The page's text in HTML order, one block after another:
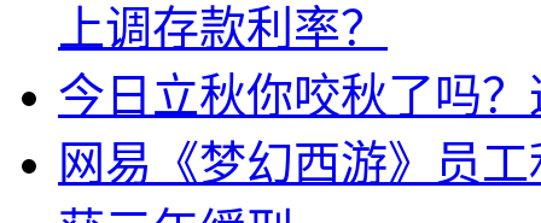
上调存款利率？
今日立秋你咬秋了吗
网易《梦幻西游》员